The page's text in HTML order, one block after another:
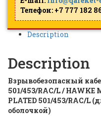
Телефон: +7 777 182
Description
Description
Взрывобезопасный
501/453/RAC/L / HAWKE
PLATED 501/453/RAC/L
оболочкой)